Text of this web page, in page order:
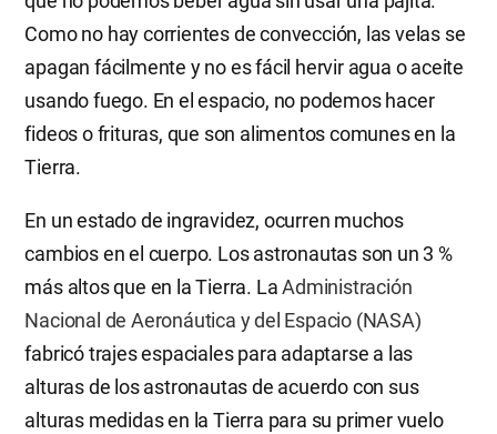
Como no hay corrientes de convección, las velas se
apagan fácilmente y no es fácil hervir agua o aceite
usando fuego. En el espacio, no podemos hacer
fideos o frituras, que son alimentos comunes en la
Tierra.
En un estado de ingravidez, ocurren muchos
cambios en el cuerpo. Los astronautas son un 3 %
más altos que en la Tierra. LaAdministración
Nacional de Aeronáutica y del Espacio (NASA)
fabricó trajes espaciales para adaptarse a las
alturas de los astronautas de acuerdo con sus
alturas medidas en la Tierra para su primer vuelo